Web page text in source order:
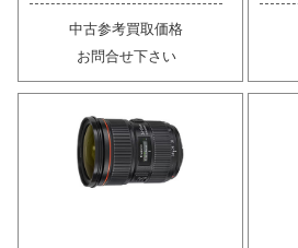
中古参考買取価格
お問合せ下さい